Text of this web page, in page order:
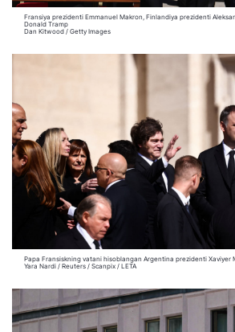
Fransiya prezidenti Emmanuel Makron, Finlandiya prezidenti
Donald Tramp
Dan Kitwood / Getty Images
Papa Fransiskning vatani hisoblangan Argentina prezidenti Xaviyer
Yara Nardi / Reuters / Scanpix / LETA